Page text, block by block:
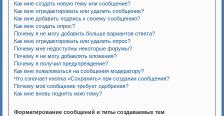
Как мне создать новую тему или сообщение?
Как мне отредактировать или удалить сообщение?
Как мне добавить подпись к своему сообщению?
Как мне создать опрос?
Почему я не могу добавить больше вариантов ответа?
Как мне отредактировать или удалить опрос?
Почему мне недоступны некоторые форумы?
Почему я не могу добавлять вложения?
Почему я получил предупреждение?
Как мне пожаловаться на сообщения модератору?
Что означает кнопка «Сохранить» при создании сообщения?
Почему моё сообщение требует одобрения?
Как мне вновь поднять мою тему?
Форматирование сообщений и типы создаваемых тем